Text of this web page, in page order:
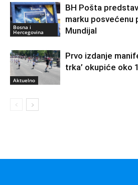
Bosna i
Hercegovina
BH Pošta
marku posvećenu
Mundijal
Aktuelno
Prvo izdanje
trka’ okupiće oko